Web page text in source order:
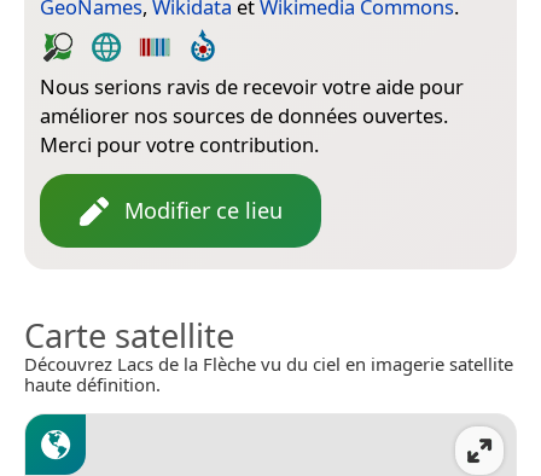
GeoNames, Wikidata etWikimedia Commons.
Nous serions ravis de recevoir votre aide pour
améliorer nos sources de données ouvertes.
Merci pour votre contribution.
Modifier ce lieu
Carte satellite
Découvrez Lacs de la Flèche vu du ciel en imagerie satellite
haute définition.